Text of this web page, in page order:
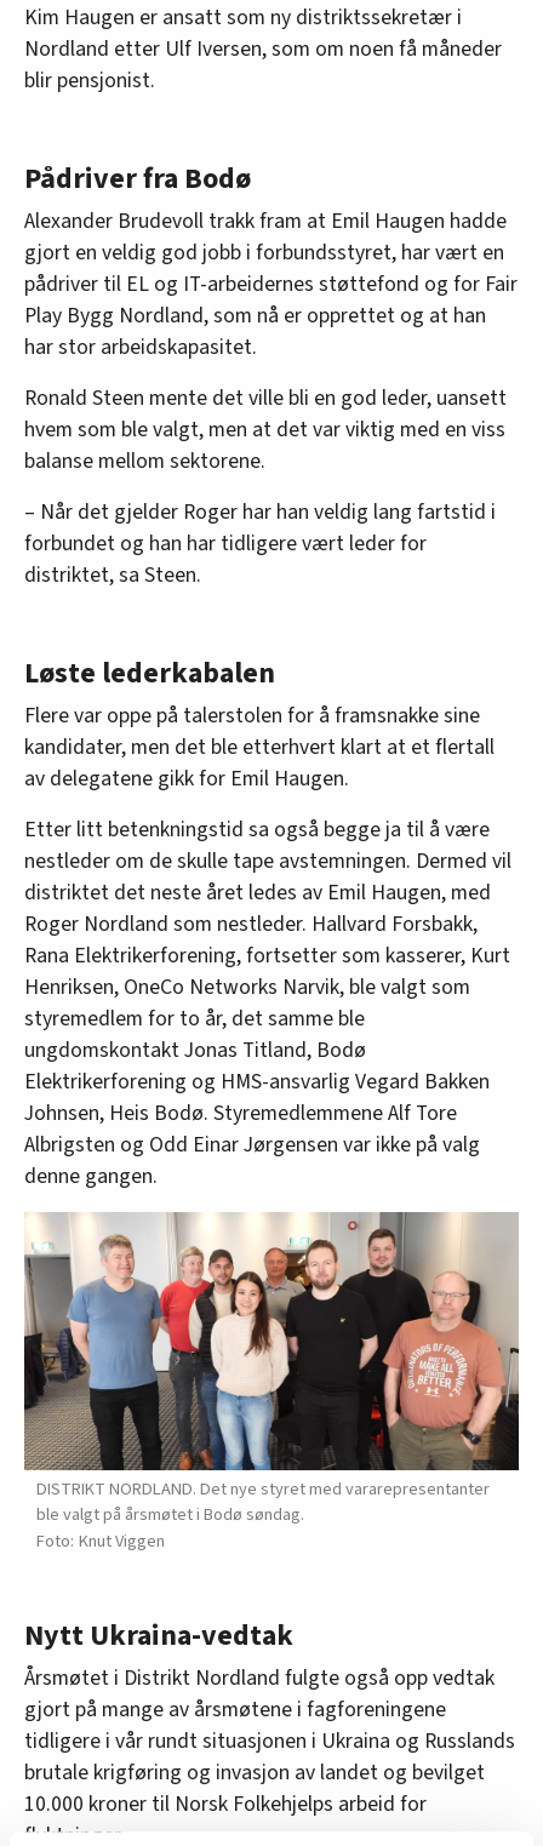
Kim Haugen er ansatt som ny distriktssekretær i
Nordland etter Ulf Iversen, som om noen få måneder
blir pensjonist.
Pådriver fra Bodø
Alexander Brudevoll trakk fram at Emil Haugen hadde
gjort en veldig god jobb i forbundsstyret, har vært en
pådriver til EL og IT-arbeidernes støttefond og for Fair
Play Bygg Nordland, som nå er opprettet og at han
har stor arbeidskapasitet.
Ronald Steen mente det ville bli en god leder, uansett
hvem som ble valgt, men at det var viktig med en viss
balanse mellom sektorene.
– Når det gjelder Roger har han veldig lang fartstid i
forbundet og han har tidligere vært leder for
distriktet, sa Steen.
Løste lederkabalen
Flere var oppe på talerstolen for å framsnakke sine
kandidater, men det ble etterhvert klart at et flertall
av delegatene gikk for Emil Haugen.
Etter litt betenkningstid sa også begge ja til å være
nestleder om de skulle tape avstemningen. Dermed vil
distriktet det neste året ledes av Emil Haugen, med
Roger Nordland som nestleder. Hallvard Forsbakk,
Rana Elektrikerforening, fortsetter som kasserer, Kurt
Henriksen, OneCo Networks Narvik, ble valgt som
styremedlem for to år, det samme ble
ungdomskontakt Jonas Titland, Bodø
Elektrikerforening og HMS-ansvarlig Vegard Bakken
Johnsen, Heis Bodø. Styremedlemmene Alf Tore
Albrigsten og Odd Einar Jørgensen var ikke på valg
denne gangen.
DISTRIKT NORDLAND. Det nye styret med vararepresentanter
ble valgt på årsmøtet i Bodø søndag.
Knut Viggen
Nytt Ukraina-vedtak
Årsmøtet i Distrikt Nordland fulgte også opp vedtak
gjort på mange av årsmøtene i fagforeningene
tidligere i vår rundt situasjonen i Ukraina og Russlands
brutale krigføring og invasjon av landet og bevilget
10.000 kroner til Norsk Folkehjelps arbeid for
flyktninger.